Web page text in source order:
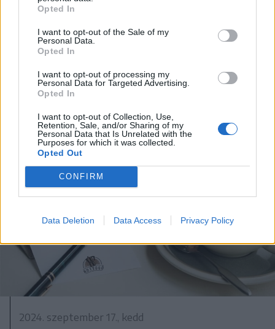
Opted In
I want to opt-out of the Sale of my
Personal Data.
Opted In
I want to opt-out of processing my
Personal Data for Targeted Advertising.
Opted In
I want to opt-out of Collection, Use,
Retention, Sale, and/or Sharing of my
Personal Data that Is Unrelated with the
Purposes for which it was collected.
Opted Out
CONFIRM
Data Deletion Data Access Privacy Policy
2024. december 02., hétfő
A hagyományos kenyérsütés igazi
művészet
2024. szeptember 17., kedd